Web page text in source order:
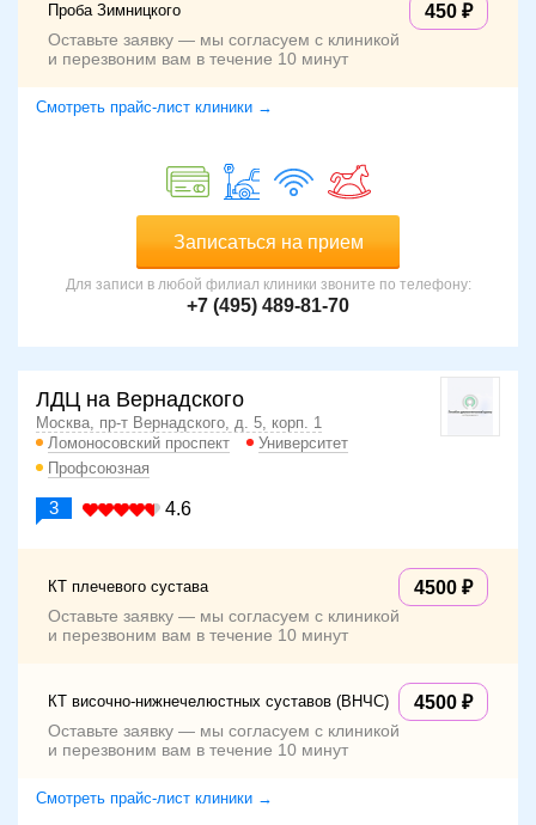
Проба Зимницкого 450
Оставьте заявку — мы согласуем с клиникой
и перезвоним вам в течение 10 минут
Смотреть прайс-лист клиники →
Записаться на прием
Для записи в любой филиал клиники звоните по телефону:
+7 (495) 489-81-70
ЛДЦ на Вернадского
Москва, пр-т Вернадского, д. 5, корп. 1
Ломоносовский проспект
Университет
Профсоюзная
3 4.6
КТ плечевого сустава 4500
Оставьте заявку — мы согласуем с клиникой
и перезвоним вам в течение 10 минут
КТ височно-нижнечелюстных суставов (ВНЧС) 4500
Оставьте заявку — мы согласуем с клиникой
и перезвоним вам в течение 10 минут
Смотреть прайс-лист клиники →